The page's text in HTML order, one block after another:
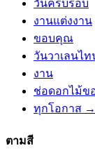
วันครบรอบ
งานแต่งงาน
ขอบคุณ
วันวาเลนไท
งาน
ช่อดอกไม้ข
ทุกโอกาส →
ตามสี